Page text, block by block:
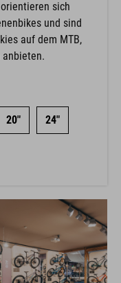
sich
und sind
auf dem MTB,
anbieten.
20" 24"